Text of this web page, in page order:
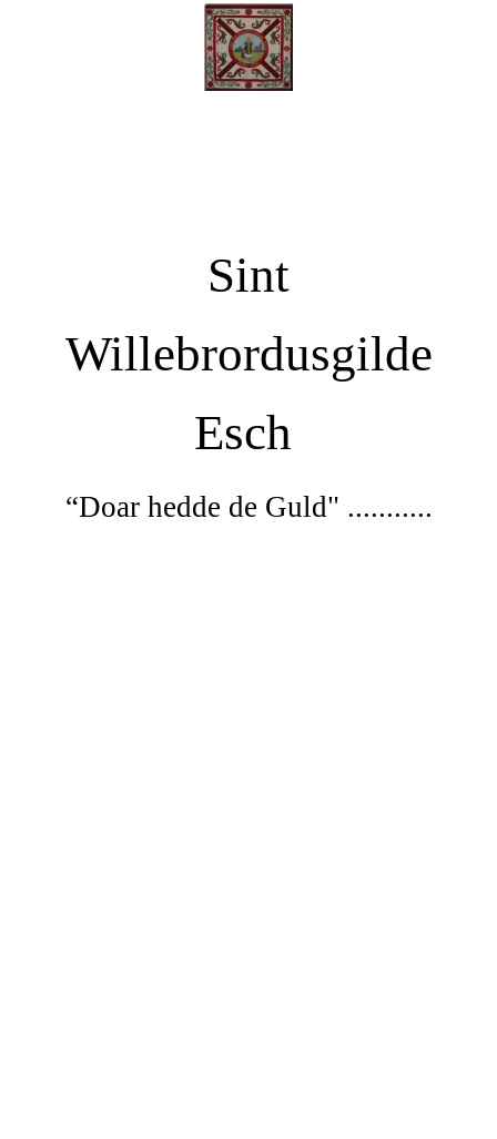
Sint
Willebrordusgilde
Esch
“Doar hedde de Guld" ...........